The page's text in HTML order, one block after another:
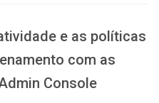
e as políticas
com as
Console